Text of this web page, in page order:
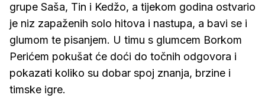
grupe Saša, Tin i Kedžo, a tijekom godina ostvario
je niz zapaženih solo hitova i nastupa, a bavi se i
glumom te pisanjem. U timu s glumcem Borkom
Perićem pokušat će doći do točnih odgovora i
pokazati koliko su dobar spoj znanja, brzine i
timske igre.